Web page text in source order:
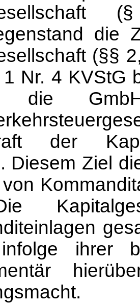
die
(§§
Nr. 4 KVStG
die
der
Diesem Ziel
ihrer